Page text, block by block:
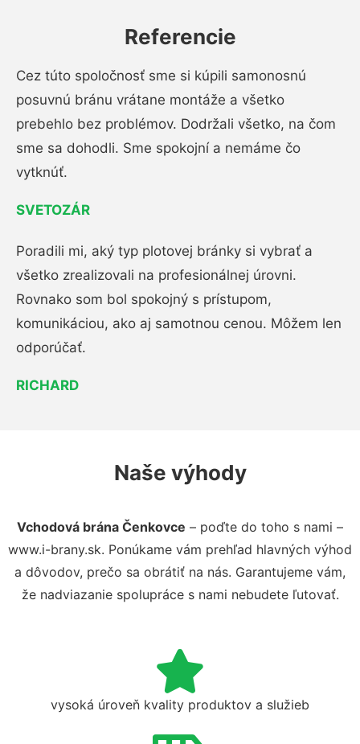
Referencie
Cez túto spoločnosť sme si kúpili samonosnú
posuvnú bránu vrátane montáže a všetko
prebehlo bez problémov. Dodržali všetko, na čom
sme sa dohodli. Sme spokojní a nemáme čo
vytknúť.
SVETOZÁR
Poradili mi, aký typ plotovej bránky si vybrať a
všetko zrealizovali na profesionálnej úrovni.
Rovnako som bol spokojný s prístupom,
komunikáciou, ako aj samotnou cenou. Môžem len
odporúčať.
RICHARD
Naše výhody
Vchodová brána Čenkovce – poďte do toho s nami –
www.i-brany.sk. Ponúkame vám prehľad hlavných výhod
a dôvodov, prečo sa obrátiť na nás. Garantujeme vám,
že nadviazanie spolupráce s nami nebudete ľutovať.
vysoká úroveň kvality produktov a služieb